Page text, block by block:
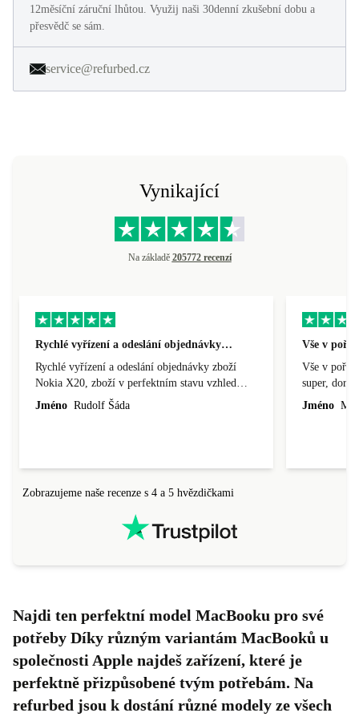
12měsíční záruční lhůtou. Využij naši 30denní zkušební dobu a
přesvědč se sám.
service@refurbed.cz
Vynikající
Na základě 205772 recenzí
Rychlé vyřízení a odeslání objednávky…
Rychlé vyřízení a odeslání objednávky zboží
Nokia X20, zboží v perfektním stavu vzhled
nového výrobku, cena výborná, funguje v
Jméno Rudolf Šáda
Vše v
Vše v
super,
doprava
Jméno
Zobrazujeme naše recenze s 4 a 5 hvězdičkami
Najdi ten perfektní model MacBooku pro své
potřeby Díky různým variantám MacBooků u
společnosti Apple najdeš zařízení, které je
perfektně přizpůsobené tvým potřebám. Na
refurbed jsou k dostání různé modely ze všech